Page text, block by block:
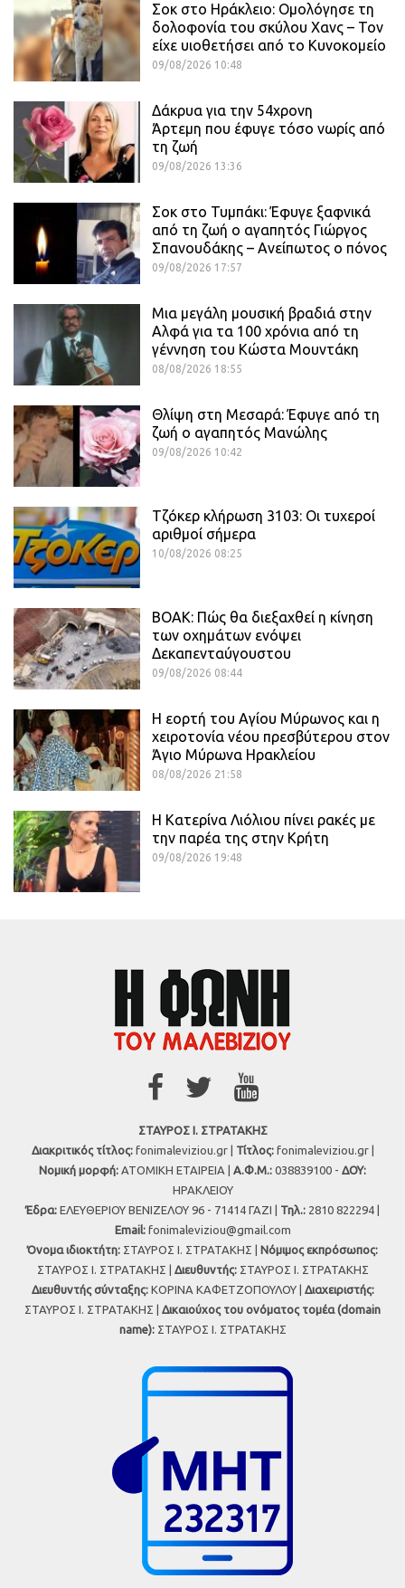
Σοκ στο Ηράκλειο: Ομολόγησε τη
δολοφονία του σκύλου Χανς – Τον
είχε υιοθετήσει από το Κυνοκομείο
09/08/2026 10:48
Δάκρυα για την 54χρονη
Άρτεμη που έφυγε τόσο νωρίς από
τη ζωή
09/08/2026 13:36
Σοκ στο Τυμπάκι: Έφυγε ξαφνικά
από τη ζωή ο αγαπητός Γιώργος
Σπανουδάκης – Ανείπωτος ο πόνος
09/08/2026 17:57
Μια μεγάλη μουσική βραδιά στην
Αλφά για τα 100 χρόνια από τη
γέννηση του Κώστα Μουντάκη
08/08/2026 18:55
Θλίψη στη Μεσαρά: Έφυγε από τη
ζωή ο αγαπητός Μανώλης
09/08/2026 10:42
Τζόκερ κλήρωση 3103: Οι τυχεροί
αριθμοί σήμερα
10/08/2026 08:25
ΒΟΑΚ: Πώς θα διεξαχθεί η κίνηση
των οχημάτων ενόψει
Δεκαπενταύγουστου
09/08/2026 08:44
Η εορτή του Αγίου Μύρωνος και η
χειροτονία νέου πρεσβύτερου στον
Άγιο Μύρωνα Ηρακλείου
08/08/2026 21:58
Η Κατερίνα Λιόλιου πίνει ρακές με
την παρέα της στην Κρήτη
09/08/2026 19:48
ΣΤΑΥΡΟΣ Ι. ΣΤΡΑΤΑΚΗΣ
Διακριτικός τίτλος:fonimaleviziou.gr | Τίτλος:fonimaleviziou.gr |
Νομική μορφή: ΑΤΟΜΙΚΗ ΕΤΑΙΡΕΙΑ | Α.Φ.Μ.: 038839100 - ΔΟΥ:
ΗΡΑΚΛΕΙΟΥ
Έδρα: ΕΛΕΥΘΕΡΙΟΥ ΒΕΝΙΖΕΛΟΥ 96 - 71414 ΓΑΖΙ | Τηλ.: 2810 822294 |
Εmail: fonimaleviziou@gmail.com
Όνομα ιδιοκτήτη: ΣΤΑΥΡΟΣ Ι. ΣΤΡΑΤΑΚΗΣ | Νόμιμος εκπρόσωπος:
ΣΤΑΥΡΟΣ Ι. ΣΤΡΑΤΑΚΗΣ | Διευθυντής:ΣΤΑΥΡΟΣ Ι. ΣΤΡΑΤΑΚΗΣ
Διευθυντής σύνταξης:ΚΟΡΙΝΑ ΚΑΦΕΤΖΟΠΟΥΛΟΥ | Διαχειριστής:
ΣΤΑΥΡΟΣ Ι. ΣΤΡΑΤΑΚΗΣ | Δικαιούχος του ονόματος τομέα (domain
name):ΣΤΑΥΡΟΣ Ι. ΣΤΡΑΤΑΚΗΣ